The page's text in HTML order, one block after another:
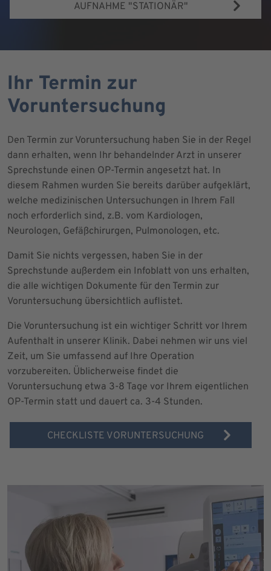
AUFNAHME "STATIONÄR"
Ihr Termin zur
Voruntersuchung
Den Termin zur Voruntersuchung haben Sie in der Regel
dann erhalten, wenn Ihr behandelnder Arzt in unserer
Sprechstunde einen OP-Termin angesetzt hat. In
diesem Rahmen wurden Sie bereits darüber aufgeklärt,
welche medizinischen Untersuchungen in Ihrem Fall
noch erforderlich sind, z.B. vom Kardiologen,
Neurologen, Gefäßchirurgen, Pulmonologen, etc.
Damit Sie nichts vergessen, haben Sie in der
Sprechstunde außerdem ein Infoblatt von uns erhalten,
die alle wichtigen Dokumente für den Termin zur
Voruntersuchung übersichtlich auflistet.
Die Voruntersuchung ist ein wichtiger Schritt vor Ihrem
Aufenthalt in unserer Klinik. Dabei nehmen wir uns viel
Zeit, um Sie umfassend auf Ihre Operation
vorzubereiten. Üblicherweise findet die
Voruntersuchung etwa 3-8 Tage vor Ihrem eigentlichen
OP-Termin statt und dauert ca. 3-4 Stunden.
CHECKLISTE VORUNTERSUCHUNG